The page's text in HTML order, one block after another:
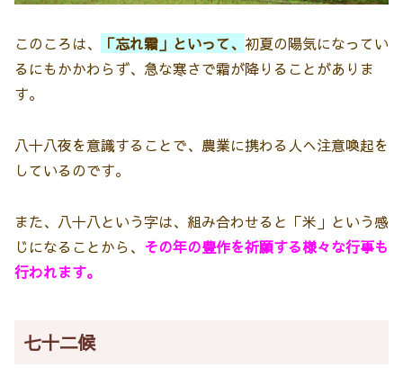
このころは、 「忘れ霜」といって、 初夏の陽気になってい
るにもかかわらず、急な寒さで霜が降りることがありま
す。
八十八夜を意識することで、農業に携わる人へ注意喚起を
しているのです。
また、八十八という字は、組み合わせると「米」という感
じになることから、 その年の豊作を祈願する様々な行事も
行われます。
七十二候